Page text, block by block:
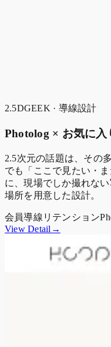
2.5DGEEK · 導線設計
Photolog × お気に入
2.5次元の話題は、その
でも「ここで見たい・
に、現場でしか撮れな
場所を用意した設計。
会員導線 リテンション
View Detail→